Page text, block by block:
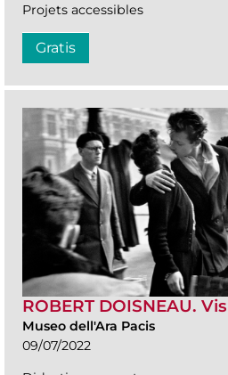
Projets accessibles
Gratis
ROBERT DOISNEAU.
Museo dell'Ara Pacis
09/07/2022